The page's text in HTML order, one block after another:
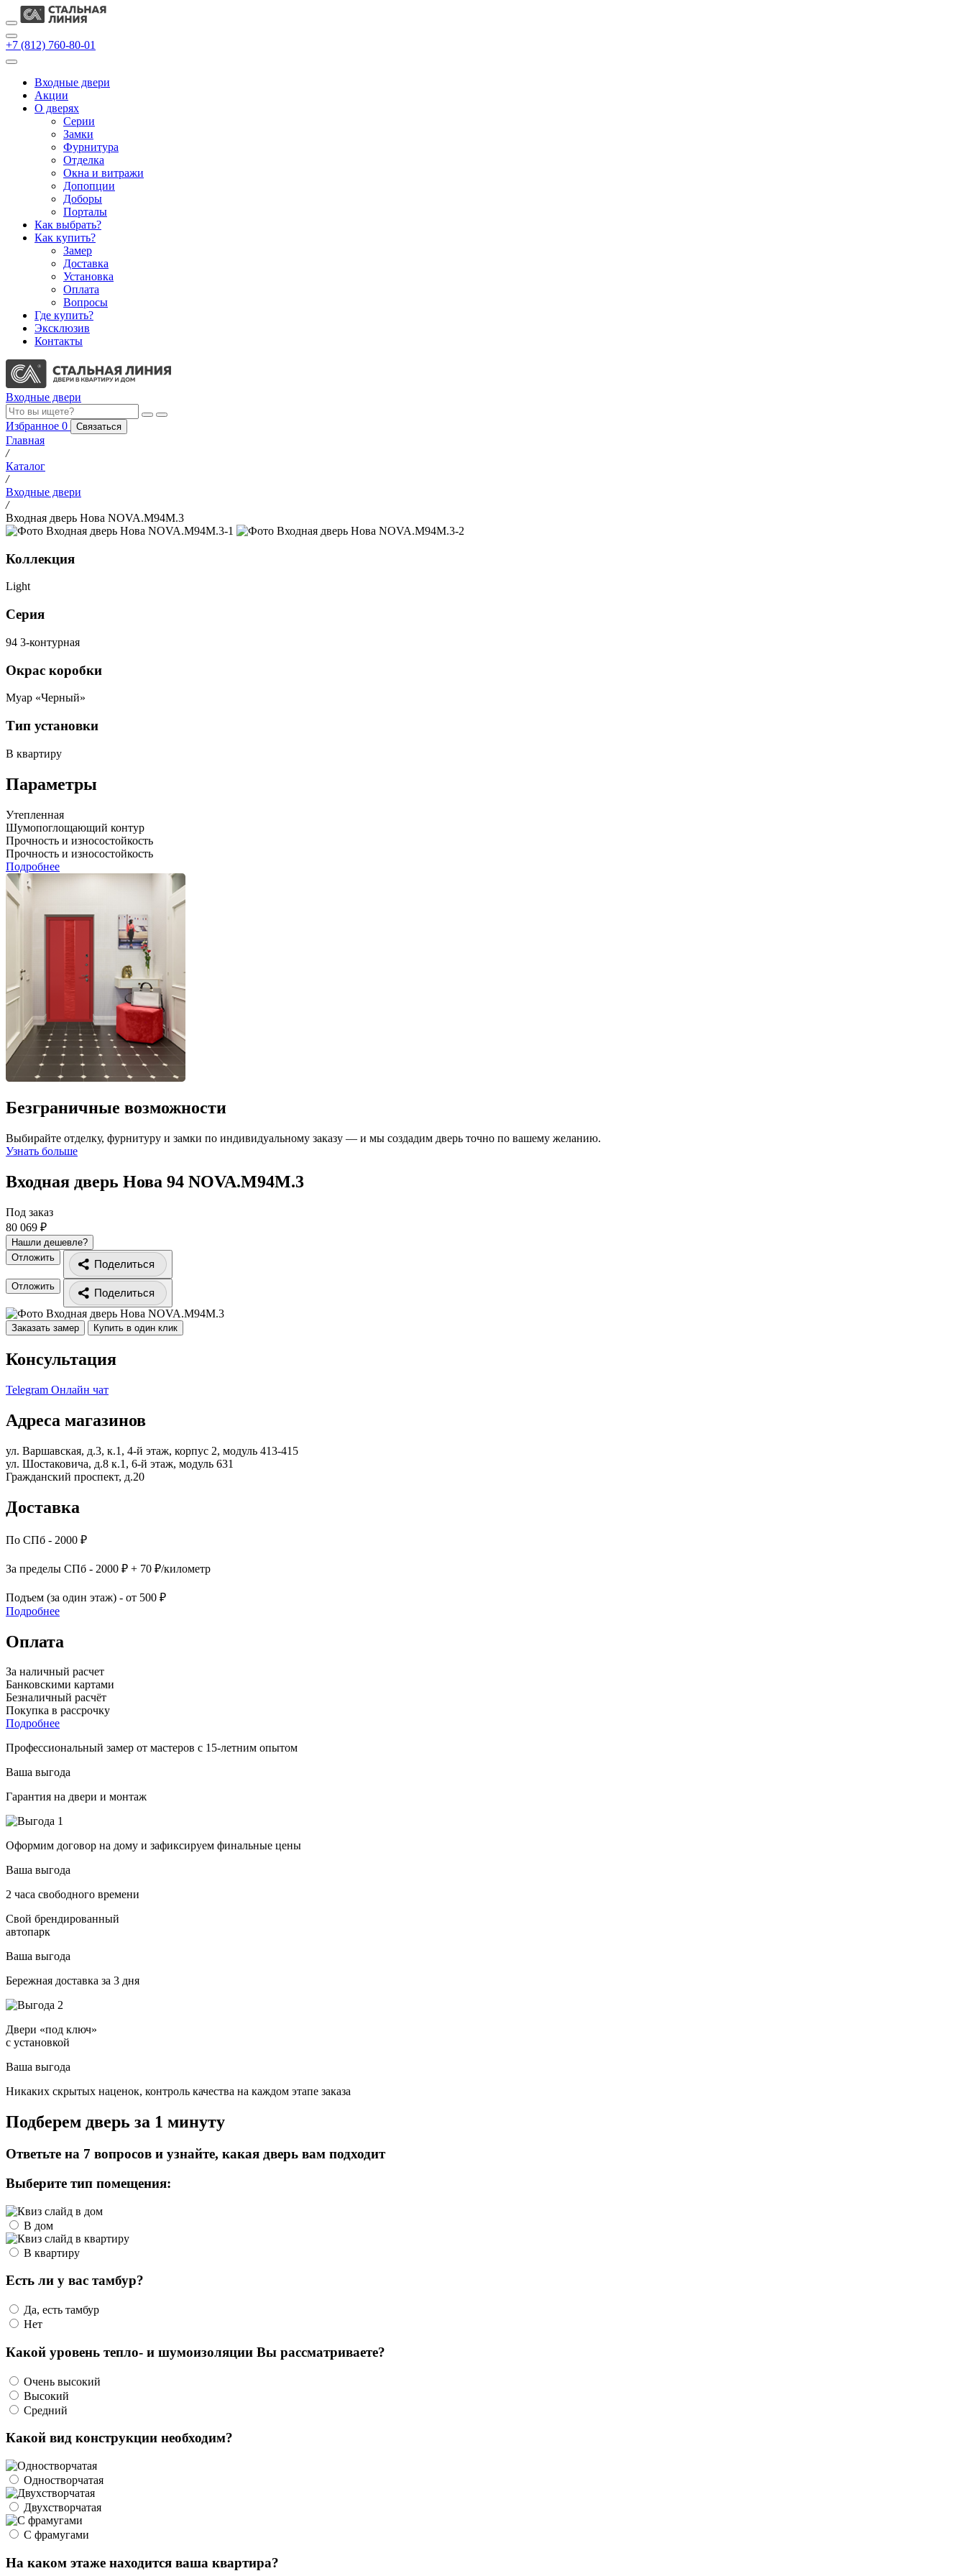
+7 (812) 760-80-01
Входные двери
Акции
О дверях
Cерии
Замки
Фурнитура
Отделка
Окна и витражи
Допопции
Доборы
Порталы
Как выбрать?
Как купить?
Замер
Доставка
Установка
Оплата
Вопросы
Где купить?
Эксклюзив
Контакты
Входные двери
Избранное 0 Связаться
Главная
/
Каталог
/
Входные двери
/
Входная дверь Нова NOVA.M94M.3
Коллекция
Light
Серия
94 3-контурная
Окрас коробки
Муар «Черный»
Тип установки
В квартиру
Параметры
Утепленная
Шумопоглощающий контур
Прочность и износостойкость
Прочность и износостойкость
Подробнее
Безграничные возможности
Выбирайте отделку, фурнитуру и замки по индивидуальному заказу — и мы создадим дверь точно по вашему желанию.
Узнать больше
Входная дверь Нова 94 NOVA.M94M.3
Под заказ
80 069 ₽
Нашли дешевле?
Отложить
Поделиться
Отложить
Поделиться
Заказать замер Купить в один клик
Консультация
Telegram Онлайн чат
Адреса магазинов
ул. Варшавская, д.3, к.1, 4-й этаж, корпус 2, модуль 413-415
ул. Шостаковича, д.8 к.1, 6-й этаж, модуль 631
Гражданский проспект, д.20
Доставка
По СПб - 2000 ₽
За пределы СПб - 2000 ₽ + 70 ₽/километр
Подъем (за один этаж) - от 500 ₽
Подробнее
Оплата
За наличный расчет
Банковскими картами
Безналичный расчёт
Покупка в рассрочку
Подробнее
Профессиональный замер от мастеров с 15-летним опытом
Ваша выгода
Гарантия на двери и монтаж
Оформим договор на дому и зафиксируем финальные цены
Ваша выгода
2 часа свободного времени
Свой брендированный
автопарк
Ваша выгода
Бережная доставка за 3 дня
Двери «под ключ»
с установкой
Ваша выгода
Никаких скрытых наценок, контроль качества на каждом этапе заказа
Подберем дверь за 1 минуту
Ответьте на 7 вопросов и узнайте, какая дверь вам подходит
Выберите тип помещения:
В дом
В квартиру
Есть ли у вас тамбур?
Да, есть тамбур
Нет
Какой уровень тепло- и шумоизоляции Вы рассматриваете?
Очень высокий
Высокий
Средний
Какой вид конструкции необходим?
Одностворчатая
Двухстворчатая
С фрамугами
На каком этаже находится ваша квартира?